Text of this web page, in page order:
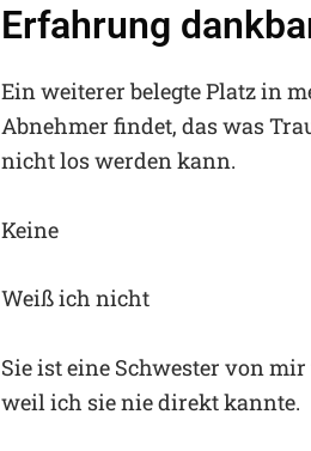
Erfahrung
Ein weiterer belegte Platz in
Abnehmer findet, das was
nicht los werden kann.
Keine
Weiß ich nicht
Sie ist eine Schwester von
weil ich sie nie direkt kannte.